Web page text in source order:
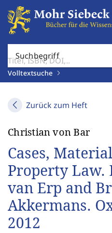
Suchbegriff
Volltextsuche
Zurück zum Heft
Christian von Bar
Cases,
Property Law.
van Erp and
Akkermans.
2012